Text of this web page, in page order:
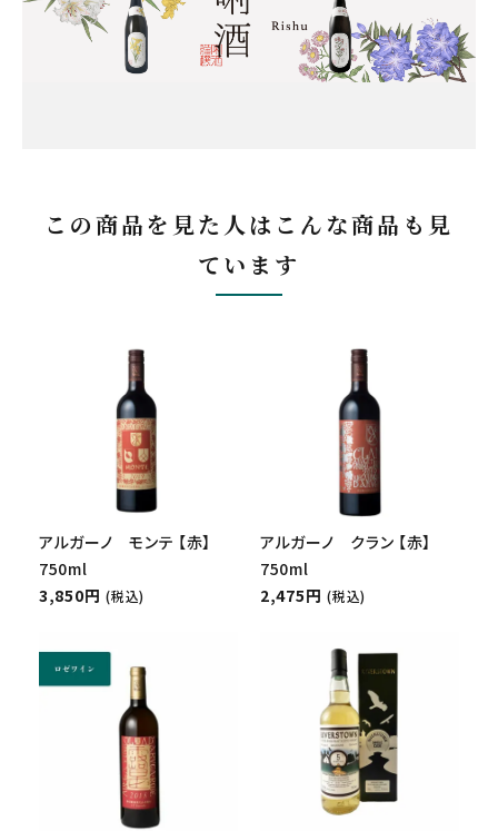
この商品を見た人はこんな商品も見
ています
アルガーノ モンテ 【赤】
750ml
3,850円 (税込)
アルガーノ クラン 【赤】
750ml
2,475円 (税込)